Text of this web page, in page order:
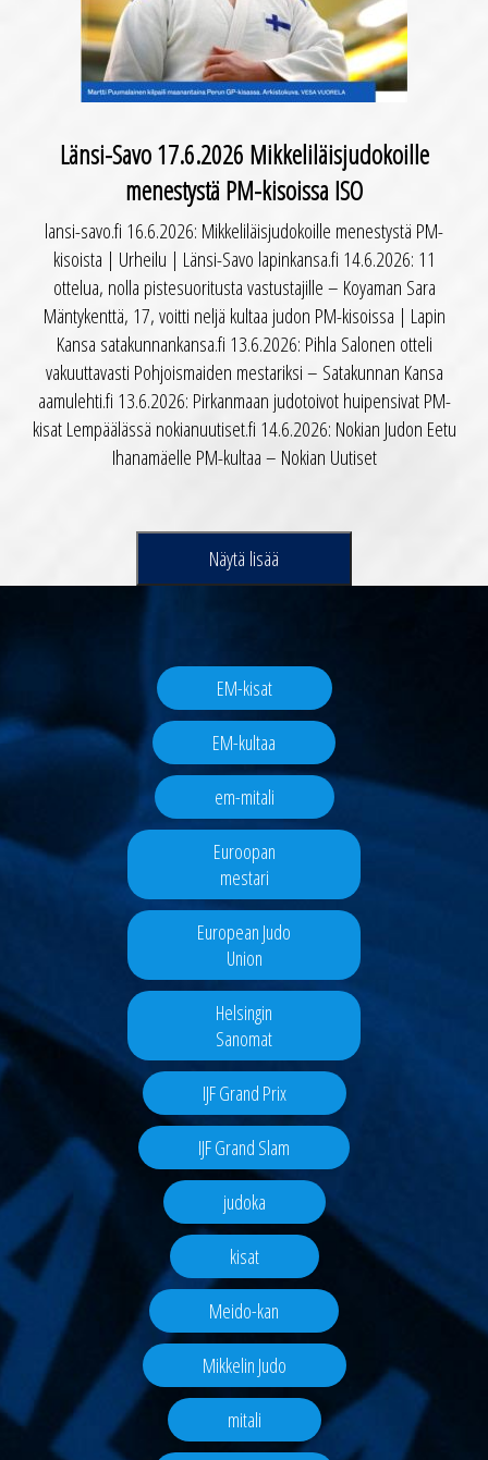
Länsi-Savo 17.6.2026 Mikkeliläisjudokoille
menestystä PM-kisoissa ISO
lansi-savo.fi 16.6.2026: Mikkeliläisjudokoille menestystä PM-
kisoista | Urheilu | Länsi-Savo lapinkansa.fi 14.6.2026: 11
ottelua, nolla pistesuoritusta vastustajille – Koyaman Sara
Mäntykenttä, 17, voitti neljä kultaa judon PM-kisoissa | Lapin
Kansa satakunnankansa.fi 13.6.2026: Pihla Salonen otteli
vakuuttavasti Pohjoismaiden mestariksi – Satakunnan Kansa
aamulehti.fi 13.6.2026: Pirkanmaan judotoivot huipensivat PM-
kisat Lempäälässä nokianuutiset.fi 14.6.2026: Nokian Judon Eetu
Ihanamäelle PM-kultaa – Nokian Uutiset
Näytä lisää
EM-kisat
EM-kultaa
em-mitali
Euroopan
mestari
European Judo
Union
Helsingin
Sanomat
IJF Grand Prix
IJF Grand Slam
judoka
kisat
Meido-kan
Mikkelin Judo
mitali